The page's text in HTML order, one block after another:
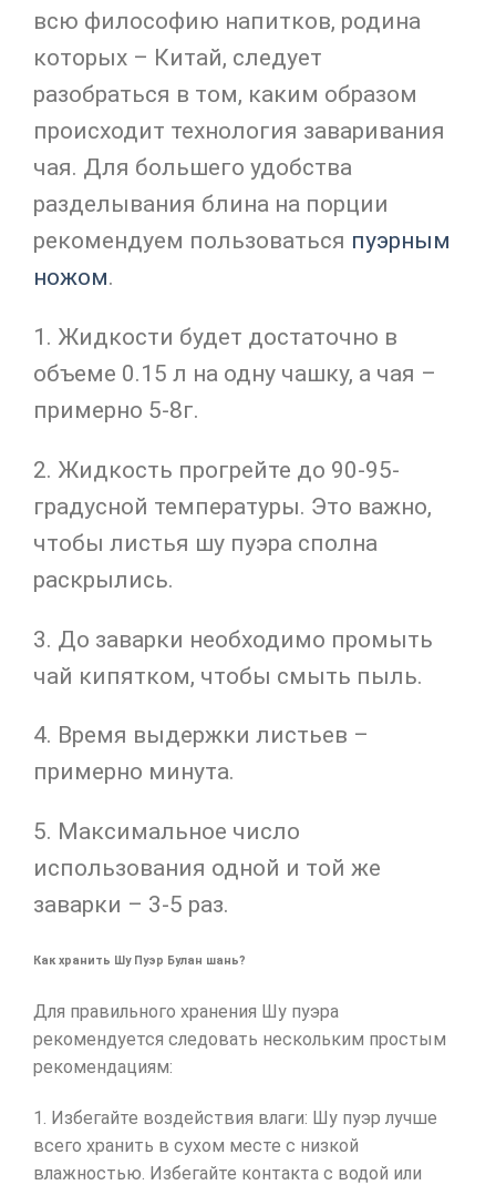
всю философию напитков, родина
которых – Китай, следует
разобраться в том, каким образом
происходит технология заваривания
чая. Для большего удобства
разделывания блина на порции
рекомендуем пользоваться пуэрным
ножом.
1. Жидкости будет достаточно в
объеме 0.15 л на одну чашку, а чая –
примерно 5-8г.
2. Жидкость прогрейте до 90-95-
градусной температуры. Это важно,
чтобы листья шу пуэра сполна
раскрылись.
3. До заварки необходимо промыть
чай кипятком, чтобы смыть пыль.
4. Время выдержки листьев –
примерно минута.
5. Максимальное число
использования одной и той же
заварки – 3-5 раз.
Как хранить Шу Пуэр Булан шань?
Для правильного хранения Шу пуэра
рекомендуется следовать нескольким простым
рекомендациям:
1. Избегайте воздействия влаги: Шу пуэр лучше
всего хранить в сухом месте с низкой
влажностью. Избегайте контакта с водой или